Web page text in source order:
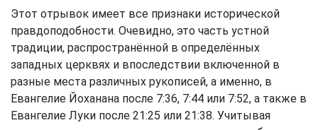
Этот отрывок имеет все признаки исторической
правдоподобности. Очевидно, это часть устной
традиции, распространённой в определённых
западных церквях и впоследствии включенной в
разные места различных рукописей, а именно, в
Евангелие Йоханана после 7:36, 7:44 или 7:52, а также в
Евангелие Луки после 21:25 или 21:38. Учитывая